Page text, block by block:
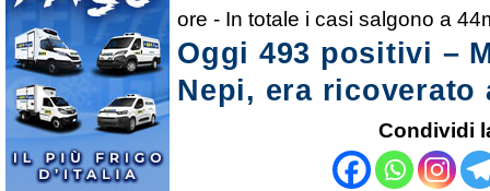
ore - In totale i casi salgono a
Oggi 493 positivi –
Nepi, era ricoverato
Condividi